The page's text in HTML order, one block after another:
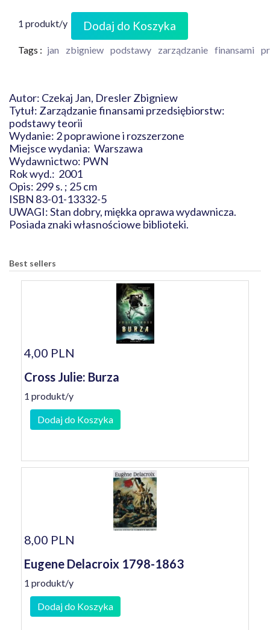
1 produkt/y Dodaj do Koszyka
Tags : jan zbigniew podstawy zarządzanie finansami
Autor: Czekaj Jan, Dresler Zbigniew
Tytuł: Zarządzanie finansami przedsiębiorstw:
podstawy teorii
Wydanie: 2 poprawione i rozszerzone
Miejsce wydania: Warszawa
Wydawnictwo: PWN
Rok wyd.: 2001
Opis: 299 s. ; 25 cm
ISBN 83-01-13332-5
UWAGI: Stan dobry, miękka oprawa wydawnicza.
Posiada znaki własnościowe biblioteki.
Best sellers
4,00 PLN
Cross Julie: Burza
1 produkt/y
Dodaj do Koszyka
8,00 PLN
Eugene Delacroix 1798-1863
1 produkt/y
Dodaj do Koszyka